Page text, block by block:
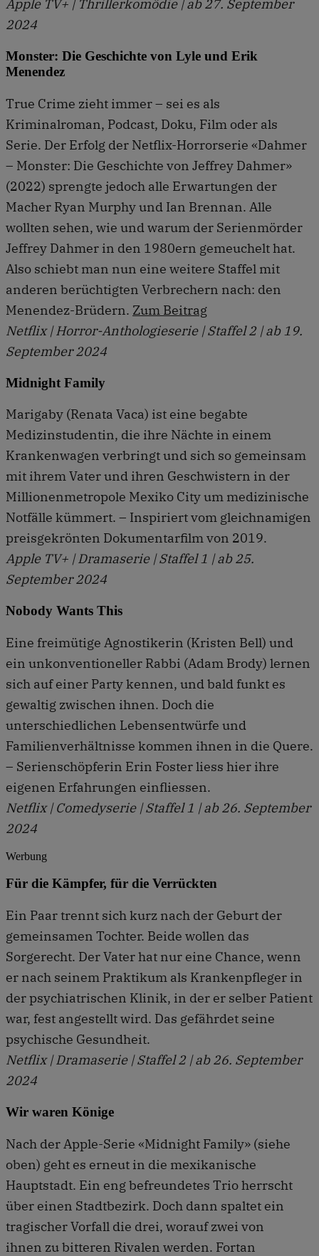
Apple TV+ | Thrillerkomödie | ab 27. September
2024
Monster: Die Geschichte von Lyle und Erik
Menendez
True Crime zieht immer – sei es als
Kriminalroman, Podcast, Doku, Film oder als
Serie. Der Erfolg der Netflix-Horrorserie «Dahmer
– Monster: Die Geschichte von Jeffrey Dahmer»
(2022) sprengte jedoch alle Erwartungen der
Macher Ryan Murphy und Ian Brennan. Alle
wollten sehen, wie und warum der Serienmörder
Jeffrey Dahmer in den 1980ern gemeuchelt hat.
Also schiebt man nun eine weitere Staffel mit
anderen berüchtigten Verbrechern nach: den
Menendez-Brüdern. Zum Beitrag
Netflix | Horror-Anthologieserie | Staffel 2 | ab 19.
September 2024
Midnight Family
Marigaby (Renata Vaca) ist eine begabte
Medizinstudentin, die ihre Nächte in einem
Krankenwagen verbringt und sich so gemeinsam
mit ihrem Vater und ihren Geschwistern in der
Millionenmetropole Mexiko City um medizinische
Notfälle kümmert. – Inspiriert vom gleichnamigen
preisgekrönten Dokumentarfilm von 2019.
Apple TV+ | Dramaserie | Staffel 1 | ab 25.
September 2024
Nobody Wants This
Eine freimütige Agnostikerin (Kristen Bell) und
ein unkonventioneller Rabbi (Adam Brody) lernen
sich auf einer Party kennen, und bald funkt es
gewaltig zwischen ihnen. Doch die
unterschiedlichen Lebensentwürfe und
Familienverhältnisse kommen ihnen in die Quere.
– Serienschöpferin Erin Foster liess hier ihre
eigenen Erfahrungen einfliessen.
Netflix | Comedyserie | Staffel 1 | ab 26. September
2024
Werbung
Für die Kämpfer, für die Verrückten
Ein Paar trennt sich kurz nach der Geburt der
gemeinsamen Tochter. Beide wollen das
Sorgerecht. Der Vater hat nur eine Chance, wenn
er nach seinem Praktikum als Krankenpfleger in
der psychiatrischen Klinik, in der er selber Patient
war, fest angestellt wird. Das gefährdet seine
psychische Gesundheit.
Netflix | Dramaserie | Staffel 2 | ab 26. September
2024
Wir waren Könige
Nach der Apple-Serie «Midnight Family» (siehe
oben) geht es erneut in die mexikanische
Hauptstadt. Ein eng befreundetes Trio herrscht
über einen Stadtbezirk. Doch dann spaltet ein
tragischer Vorfall die drei, worauf zwei von
ihnen zu bitteren Rivalen werden. Fortan